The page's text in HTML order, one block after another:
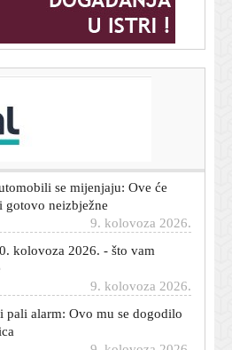
dizelu, BMW ima vijest koja će
se mijenjaju: Ove će
gotovo neizbježne
9. kolovoza 2026.
kolovoza 2026. - što vam
pali alarm: Ovo mu se dogodilo